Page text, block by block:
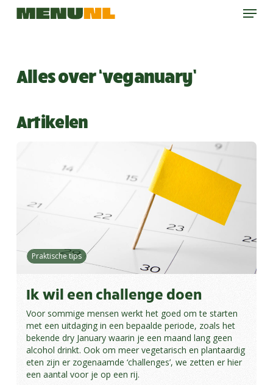
Skip
Menu
Alles over ‘veganuary’
Artikelen
Praktische tips
Ik wil een challenge doen
Voor sommige mensen werkt het goed om te starten
met een uitdaging in een bepaalde periode, zoals het
bekende dry January waarin je een maand lang geen
alcohol drinkt. Ook om meer vegetarisch en plantaardig
eten zijn er zogenaamde ‘challenges’, we zetten er hier
een aantal voor je op een rij.